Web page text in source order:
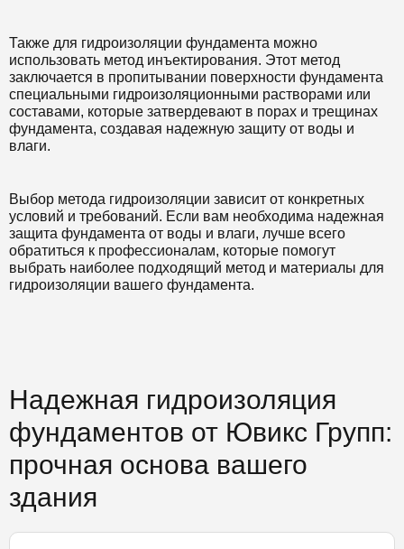
Также для гидроизоляции фундамента можно
использовать метод инъектирования. Этот метод
заключается в пропитывании поверхности фундамента
специальными гидроизоляционными растворами или
составами, которые затвердевают в порах и трещинах
фундамента, создавая надежную защиту от воды и
влаги.
Выбор метода гидроизоляции зависит от конкретных
условий и требований. Если вам необходима надежная
защита фундамента от воды и влаги, лучше всего
обратиться к профессионалам, которые помогут
выбрать наиболее подходящий метод и материалы для
гидроизоляции вашего фундамента.
Надежная гидроизоляция
фундаментов от Ювикс Групп:
прочная основа вашего
здания